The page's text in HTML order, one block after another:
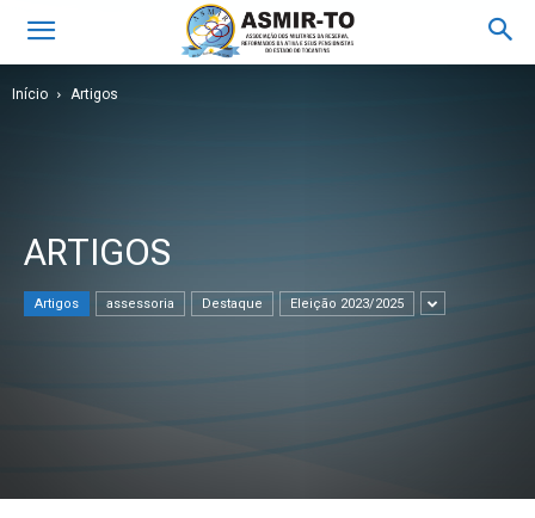
Início Artigos
ARTIGOS
Artigos assessoria Destaque Eleição 2023/2025